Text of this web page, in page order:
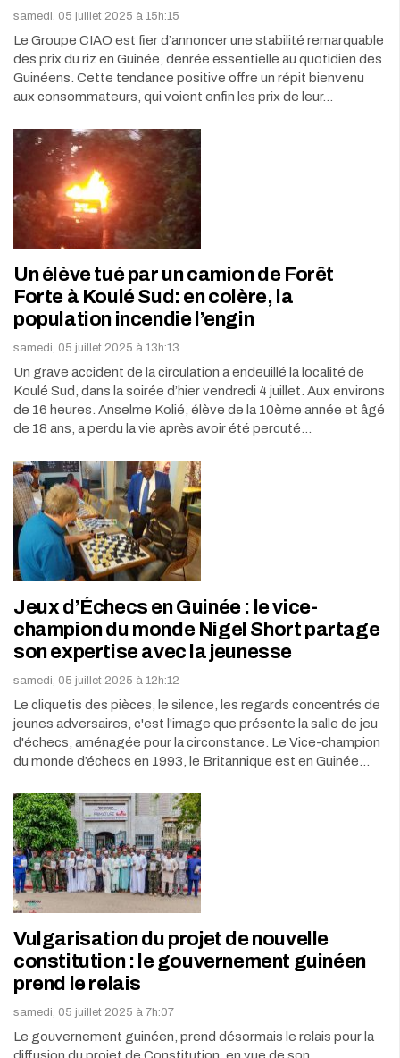
samedi, 05 juillet 2025 à 15h:15
Le Groupe CIAO est fier d’annoncer une stabilité remarquable
des prix du riz en Guinée, denrée essentielle au quotidien des
Guinéens. Cette tendance positive offre un répit bienvenu
aux consommateurs, qui voient enfin les prix de leur…
Un élève tué par un camion de Forêt
Forte à Koulé Sud: en colère, la
population incendie l’engin
samedi, 05 juillet 2025 à 13h:13
Un grave accident de la circulation a endeuillé la localité de
Koulé Sud, dans la soirée d’hier vendredi 4 juillet. Aux environs
de 16 heures. Anselme Kolié, élève de la 10ème année et âgé
de 18 ans, a perdu la vie après avoir été percuté…
Jeux d’Échecs en Guinée : le vice-
champion du monde Nigel Short partage
son expertise avec la jeunesse
samedi, 05 juillet 2025 à 12h:12
Le cliquetis des pièces, le silence, les regards concentrés de
jeunes adversaires, c'est l'image que présente la salle de jeu
d'échecs, aménagée pour la circonstance. Le Vice-champion
du monde d’échecs en 1993, le Britannique est en Guinée…
Vulgarisation du projet de nouvelle
constitution : le gouvernement guinéen
prend le relais
samedi, 05 juillet 2025 à 7h:07
Le gouvernement guinéen, prend désormais le relais pour la